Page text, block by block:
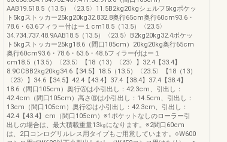
AAB19.518.5（13.5）〈23.5〉11.5B2kg20kgシェルフ5kgポケッ
ト5kgストッカー25kg20kg32.832.8奥行65cm奥行60cm93.6・
78.6・63.6フィラー付はー１cm18.5（13.5）〈23.5〉
34.734.737.48.9AAB18.5（13.5）〈23.5〉B2kg20kg32.4ポケッ
ト5kgストッカー25kg18.6（間口105cm）20kg20kg奥行65cm
奥行60cm93.6・78.6・63.6・48.6フィラー付はー１
cm18.5（13.5）〈23.5〉【18（13）〈23〉】32.4【33.4】
8.9CCBB2kg20kg34.6【34.5】18.5（13.5）〈23.5〉【18（13）
〈23〉】34.6【34.5】42.4【43.4】37.4【38.4】37.4【38.4】
18.6（間口105cm）奥行Ⓐは小引出し：42.3cm、引出し：
42.4cm（間口105cm）高さⒷは小引出し：14.5cm、引出し：
13cm（間口105cm）奥行Ⓒは小引出し：42.3cm、引出し：
42.4【43.4】cm（間口105cm）※1ポケットなしのローラー引
出しの場合は、最大積載重量13㎏になります。※2間口60cm
は、2口コンログリルレス用タイプもご用意しています。○W600